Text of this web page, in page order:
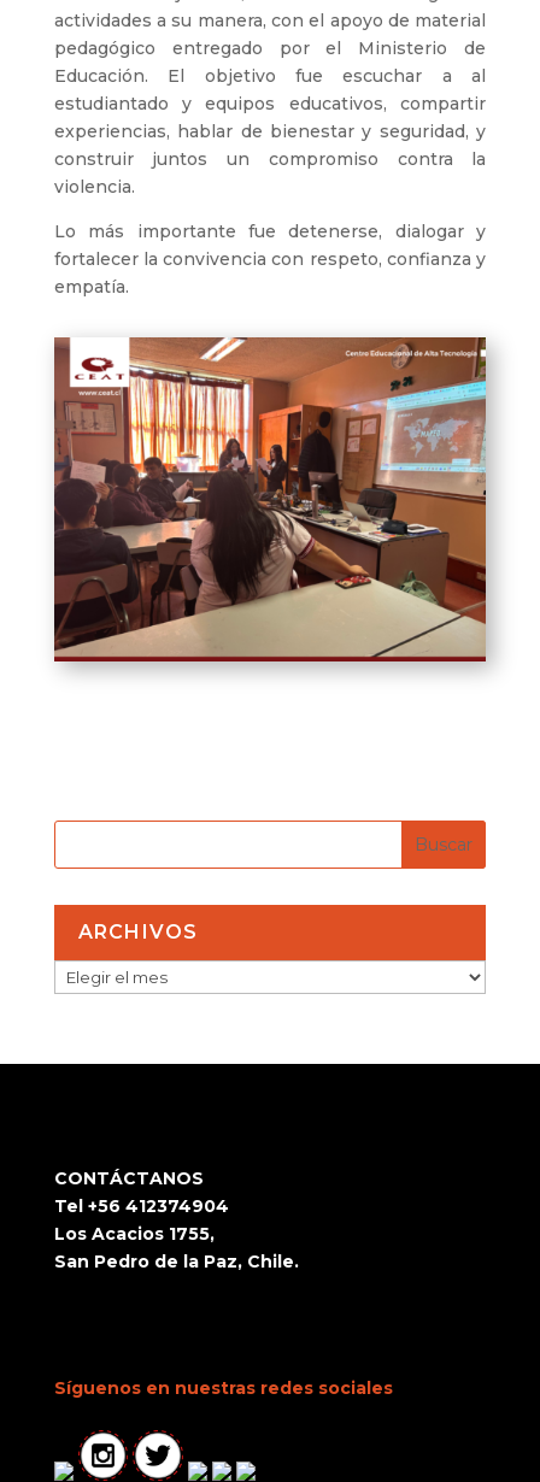
actividades a su manera, con el apoyo de material
pedagógico entregado por el Ministerio de
Educación. El objetivo fue escuchar a al
estudiantado y equipos educativos, compartir
experiencias, hablar de bienestar y seguridad, y
construir juntos un compromiso contra la
violencia.
Lo más importante fue detenerse, dialogar y
fortalecer la convivencia con respeto, confianza y
empatía.
ARCHIVOS
ARCHIVOS
CONTÁCTANOS
Tel +56 412374904
Los Acacios 1755,
San Pedro de la Paz, Chile.
Síguenos en nuestras redes sociales